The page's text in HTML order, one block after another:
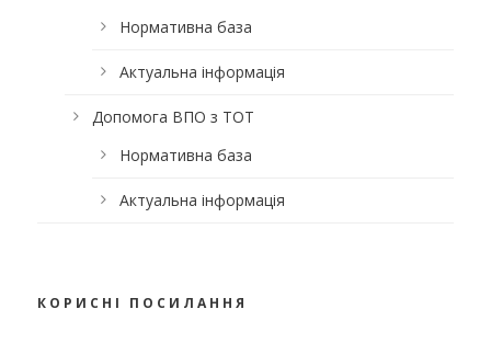
Нормативна база
Актуальна інформація
Допомога ВПО з ТОТ
Нормативна база
Актуальна інформація
КОРИСНІ ПОСИЛАННЯ